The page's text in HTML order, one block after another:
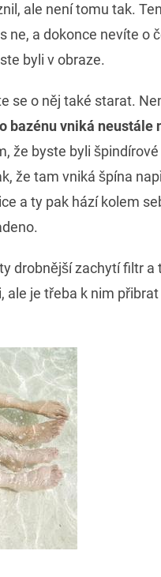
ale není tomu tak.
ne, a dokonce nevíte o
byli v obraze.
se o něj také starat.
bazénu vniká neustále
že byste byli
že tam vniká špína
a ty pak hází kolem
drobnější zachytí filtr a
je třeba k nim